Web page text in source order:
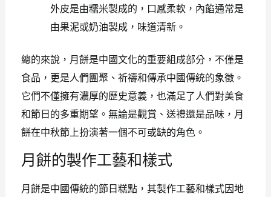
外皮是由糯米製成的，口感柔軟，內餡通常是
由果泥或奶油製成，味道清新。
總的來說，月餅是中國文化的重要組成部分，不僅是
食品，更是人們團聚、祈禱和傳承中國傳統的象徵。
它們不僅擁有濃厚的歷史意義，也滿足了人們對美食
和節日的多重期望。無論是觀賞、送禮還是品味，月
餅在中秋節上扮演著一個不可或缺的角色。
月餅的製作工藝和樣式
月餅是中國傳統的節日糕點，其製作工藝和樣式因地